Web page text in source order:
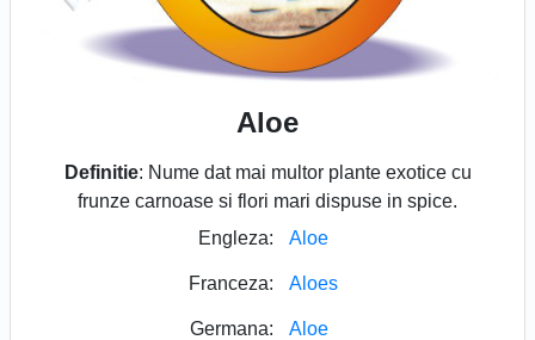
Aloe
Definitie: Nume dat mai multor plante exotice cu
frunze carnoase si flori mari dispuse in spice.
Engleza:
Aloe
Franceza: Aloes
Germana: Aloe